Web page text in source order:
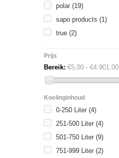
polar (19)
sapo products (1)
true (2)
Prijs
Bereik: €5,00 - €4.901,00
Koelinginhoud
0-250 Liter (4)
251-500 Liter (4)
501-750 Liter (9)
751-999 Liter (2)